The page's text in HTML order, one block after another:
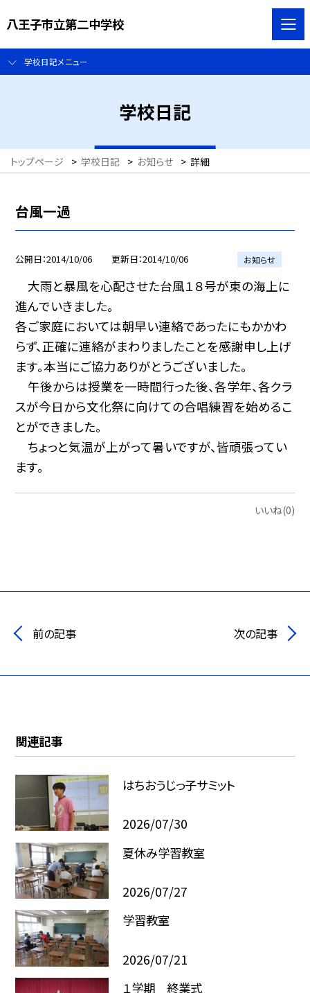
八王子市立第二中学校
学校日記メニュー
学校日記
トップページ > 学校日記 > お知らせ > 詳細
台風一過
公開日 2014/10/06 更新日 2014/10/06 お知らせ
大雨と暴風を心配させた台風１８号が東の海上に
進んでいきました。
各ご家庭においては朝早い連絡であったにもかかわ
らず、正確に連絡がまわりましたことを感謝申し上げ
ます。本当にご協力ありがとうございました。
午後からは授業を一時間行った後、各学年、各クラ
スが今日から文化祭に向けての合唱練習を始めるこ
とができました。
ちょっと気温が上がって暑いですが、皆頑張ってい
ます。
いいね(0)
前の記事 次の記事
関連記事
はちおうじっ子サミット
2026/07/30
夏休み学習教室
2026/07/27
学習教室
2026/07/21
１学期 終業式